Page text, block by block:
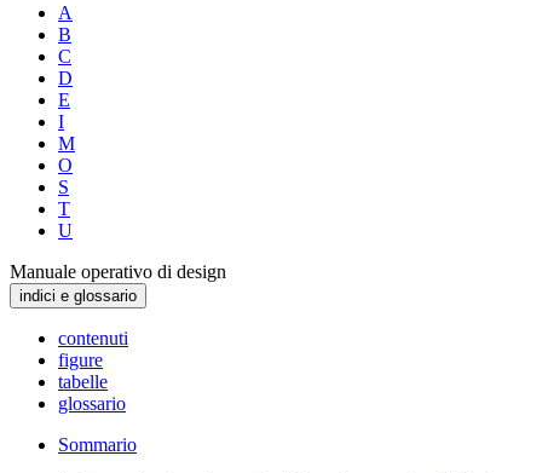
A
B
C
D
E
I
M
O
S
T
U
Manuale operativo di design
indici e glossario
contenuti
figure
tabelle
glossario
Sommario